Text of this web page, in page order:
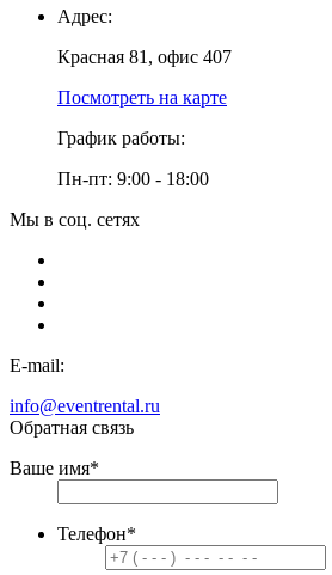
Адрес:
Красная 81, офис 407
Посмотреть на карте
График работы:
Пн-пт: 9:00 - 18:00
Мы в соц. сетях
E-mail:
info@eventrental.ru
Обратная связь
Ваше имя*
Телефон*